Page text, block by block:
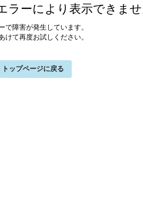
ラーにより表示できま
で障害が発生しています。
けて再度お試しください。
トップページに戻る